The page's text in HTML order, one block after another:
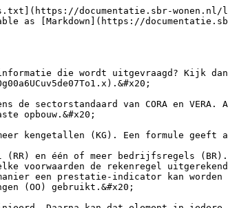
documentatie.sbr-
as [Markdown](https://
die wordt uitgevraagd? Kijk
de sectorstandaard van CORA en
opbouw.&#x20;
kengetallen (KG). Een formule geeft
en één of meer bedrijfsregels
voorwaarden de rekenregel
een prestatie-indicator kan
(OO) gebruikt.&#x20;